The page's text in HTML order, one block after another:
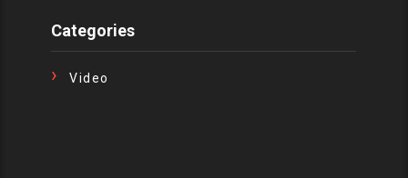
Categories
Video